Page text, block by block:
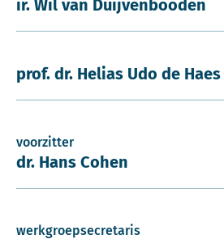
ir. Wil van Duijvenbooden
prof. dr. Helias Udo de Haes
voorzitter
dr. Hans Cohen
werkgroepsecretaris